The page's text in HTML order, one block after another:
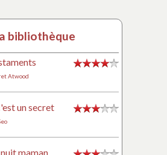
bibliothèque
Atwood
un secret
maman